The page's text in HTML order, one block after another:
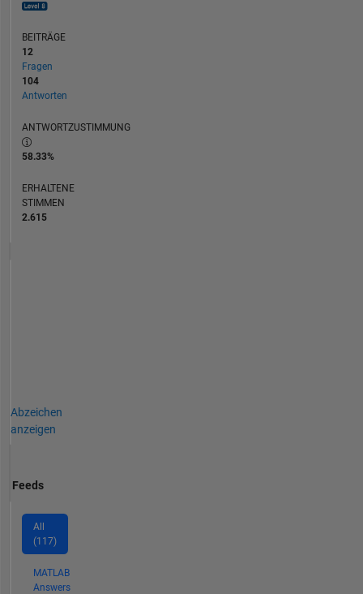
BEITRÄGE
12
Fragen
104
Antworten
ANTWORTZUSTIMMUNG
58.33%
ERHALTENE
STIMMEN
2.615
Abzeichen
anzeigen
Feeds
All
(117)
MATLAB
Answers